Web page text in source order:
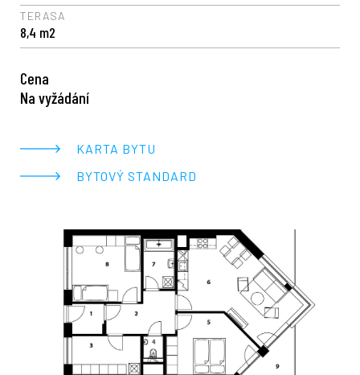
TERASA
8,4 m2
Cena
Na vyžádání
KARTA BYTU
BYTOVÝ STANDARD